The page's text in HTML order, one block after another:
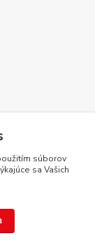
súborov
sa Vašich